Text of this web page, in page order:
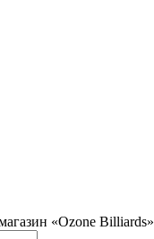
«Ozone Billiards»